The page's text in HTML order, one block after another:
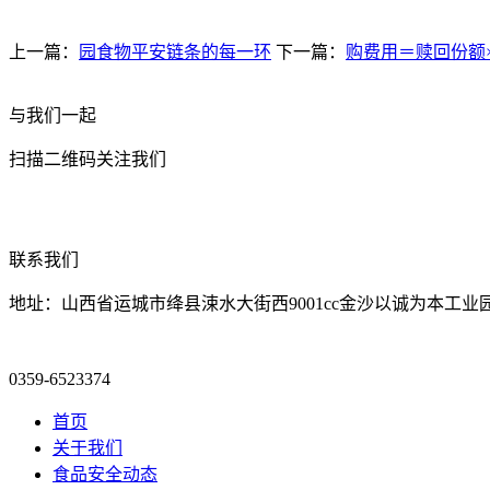
上一篇： 园食物平安链条的每一环 下一篇： 购费用＝赎回份
与我们一起
扫描二维码关注我们
联系我们
地址：山西省运城市绛县涑水大街西9001cc金沙以诚为本工业
0359-6523374
首页
关于我们
食品安全动态